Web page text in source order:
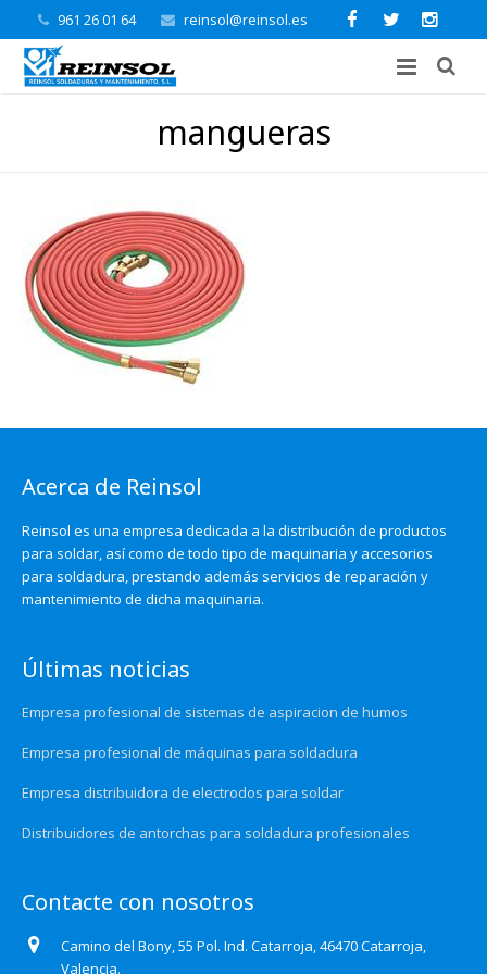
961 26 01 64 reinsol@reinsol.es
mangueras
Acerca de Reinsol
Reinsol es una empresa dedicada a la distribución de productos
para soldar, así como de todo tipo de maquinaria y accesorios
para soldadura, prestando además servicios de reparación y
mantenimiento de dicha maquinaria.
Últimas noticias
Empresa profesional de sistemas de aspiracion de humos
Empresa profesional de máquinas para soldadura
Empresa distribuidora de electrodos para soldar
Distribuidores de antorchas para soldadura profesionales
Contacte con nosotros
Camino del Bony, 55 Pol. Ind. Catarroja, 46470 Catarroja,
Valencia.